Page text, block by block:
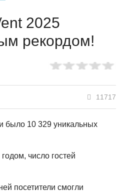
2025
рекордом!
11717
было 10 329 уникальных
число гостей
посетители смогли